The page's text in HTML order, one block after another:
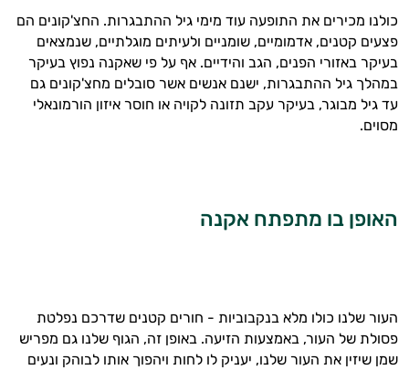
כולנו מכירים את התופעה עוד מימי גיל ההתבגרות. החצ'קונים הם
פצעים קטנים, אדמומיים, שומניים ולעיתים מוגלתיים, שנמצאים
בעיקר באזורי הפנים, הגב והידיים. אף על פי שאקנה נפוץ בעיקר
במהלך גיל ההתבגרות, ישנם אנשים אשר סובלים מחצ'קונים גם
עד גיל מבוגר, בעיקר עקב תזונה לקויה או חוסר איזון הורמונאלי
מסוים.
האופן בו מתפתח אקנה
העור שלנו כולו מלא בנקבוביות - חורים קטנים שדרכם נפלטת
פסולת של העור, באמצעות הזיעה. באופן זה, הגוף שלנו גם מפריש
שמן שיזין את העור שלנו, יעניק לו לחות ויהפוך אותו לבוהק ונעים